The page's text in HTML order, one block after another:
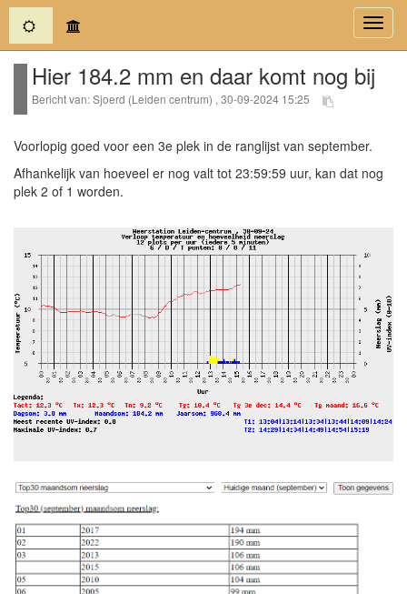
(current)
Hier 184.2 mm en daar komt nog bij
Bericht van: Sjoerd (Leiden centrum) , 30-09-2024 15:25
Voorlopig goed voor een 3e plek in de ranglijst van september.
Afhankelijk van hoeveel er nog valt tot 23:59:59 uur, kan dat nog
plek 2 of 1 worden.